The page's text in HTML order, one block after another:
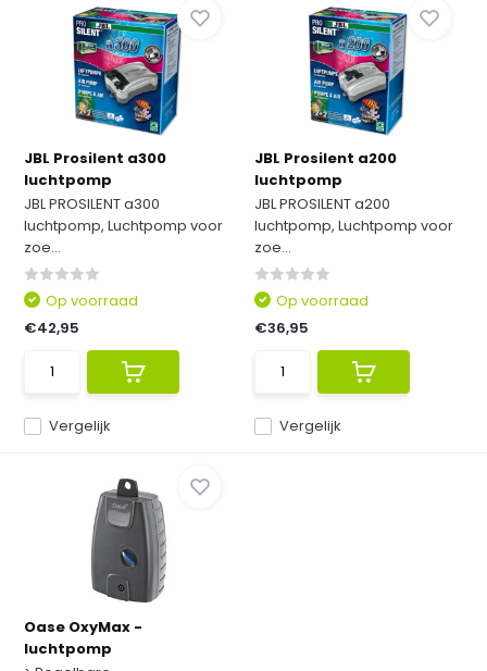
JBL Prosilent a300
luchtpomp
JBL PROSILENT a300
luchtpomp, Luchtpomp voor
zoe...
Vergelijk
Op voorraad
€42,95
JBL Prosilent a200
luchtpomp
JBL PROSILENT a200
luchtpomp, Luchtpomp voor
zoe...
Vergelijk
Op voorraad
€36,95
Oase OxyMax -
luchtpomp